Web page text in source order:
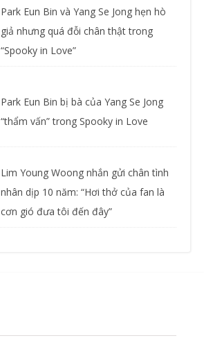
Park Eun Bin và Yang Se Jong hẹn hò
giả nhưng quá đỗi chân thật trong
“Spooky in Love”
Park Eun Bin bị bà của Yang Se Jong
“thẩm vấn” trong Spooky in Love
Lim Young Woong nhắn gửi chân tình
nhân dịp 10 năm: “Hơi thở của fan là
cơn gió đưa tôi đến đây”